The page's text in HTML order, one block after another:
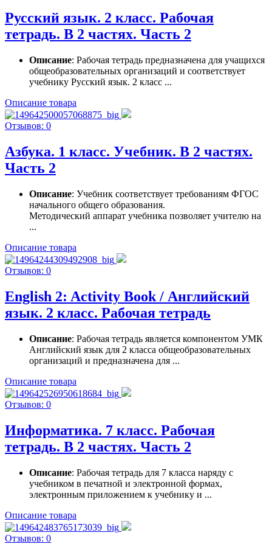
Русский язык. 2 класс. Рабочая
тетрадь. В 2 частях. Часть 2
Описание: Рабочая тетрадь предназначена для учащихся
общеобразовательных организаций и соответствует
учебнику Русский язык. 2 класс ...
Описание товара
Отзывов: 0
Азбука. 1 класс. Учебник. В 2 частях.
Часть 2
Описание: Учебник соответствует требованиям ФГОС
начального общего образования.
Методический аппарат учебника позволяет учителю на
...
Описание товара
Отзывов: 0
English 2: Activity Book / Английский
язык. 2 класс. Рабочая тетрадь
Описание: Рабочая тетрадь является компонентом УМК
Английский язык для 2 класса общеобразовательных
организаций и предназначена для ...
Описание товара
Отзывов: 0
Информатика. 7 класс. Рабочая
тетрадь. В 2 частях. Часть 2
Описание: Рабочая тетрадь для 7 класса наряду с
учебником в печатной и электронной формах,
электронным приложением к учебнику и ...
Описание товара
Отзывов: 0